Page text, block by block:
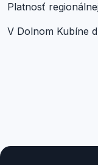
Platnosť
V Dolnom Kubíne